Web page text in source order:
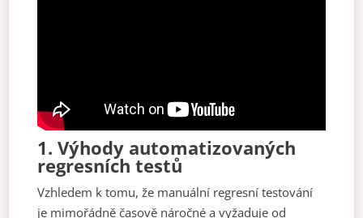
1.Výhody automatizovaných
regresních testů
Vzhledem k tomu, že manuální regresní testování
je mimořádně časově náročné a vyžaduje od